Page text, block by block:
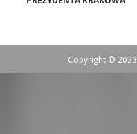
Copyright © 2023